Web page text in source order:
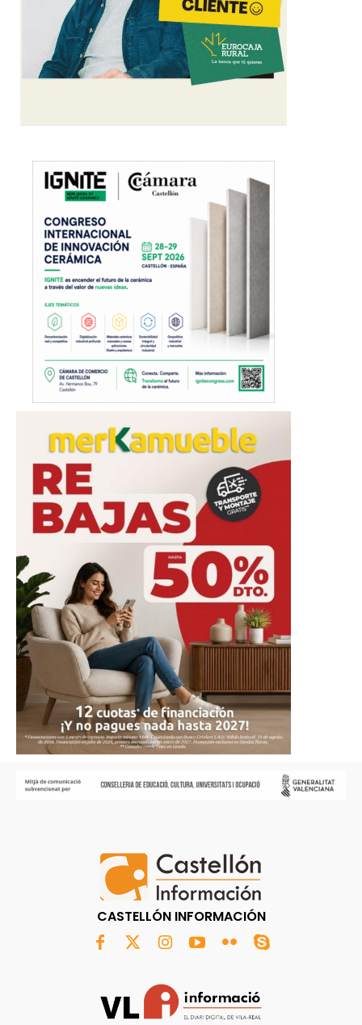
CASTELLÓN INFORMACIÓN